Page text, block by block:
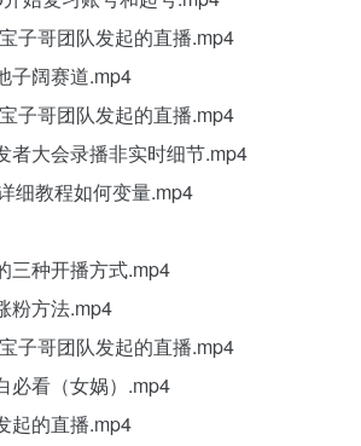
子哥团队发起的直播.mp4
子阔赛道.mp4
子哥团队发起的直播.mp4
者大会录播非实时细节.mp4
细教程如何变量.mp4
三种开播方式.mp4
粉方法.mp4
子哥团队发起的直播.mp4
必看（女娲）.mp4
起的直播.mp4